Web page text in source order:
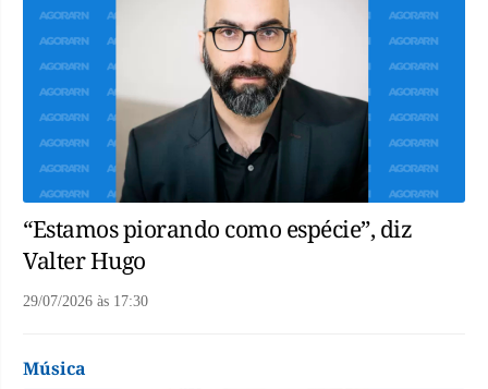
“Estamos piorando como espécie”, diz
Valter Hugo
29/07/2026 às 17:30
Música